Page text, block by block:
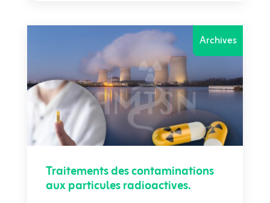
Archives
Traitements des contaminations
aux particules radioactives.